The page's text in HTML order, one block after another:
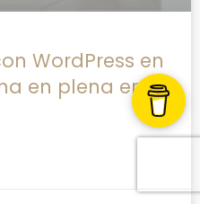
WordPress en
en plena era